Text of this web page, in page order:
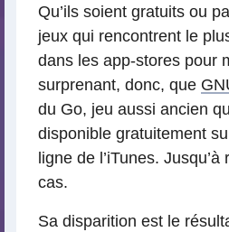
Qu’ils soient gratuits ou
jeux qui rencontrent le
dans les app-stores pour
surprenant, donc, que
du Go, jeu aussi ancien
disponible gratuitement
ligne de l’iTunes.
cas.
Sa disparition est le